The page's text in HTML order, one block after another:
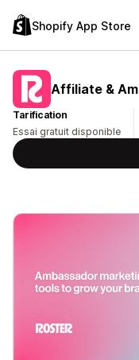
Shopify App Store
Affiliate &
Tarification
Essai gratuit disponible